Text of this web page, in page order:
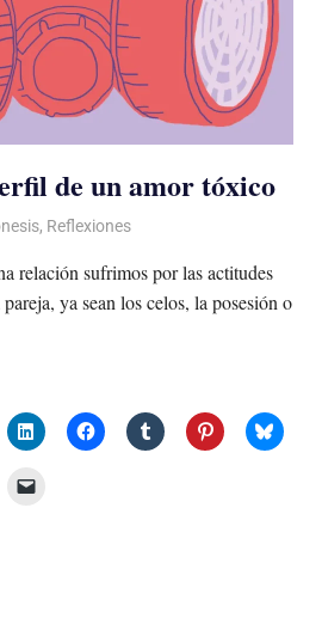
de un amor tóxico
, Reflexiones
relación sufrimos por las actitudes
ya sean los celos, la posesión o